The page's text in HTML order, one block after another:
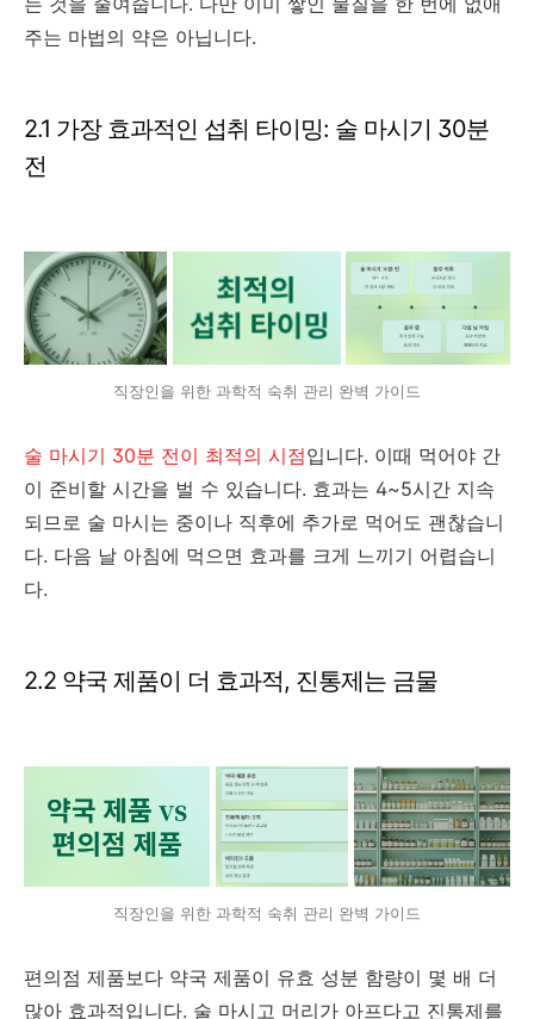
주는 마법의 약은 아닙니다.
2.1 가장 효과적인 섭취 타이밍: 술 마시기 30분
전
직장인을 위한 과학적 숙취 관리 완벽 가이드
술 마시기 30분 전이 최적의 시점입니다. 이때 먹어야 간
이 준비할 시간을 벌 수 있습니다. 효과는 4~5시간 지속
되므로 술 마시는 중이나 직후에 추가로 먹어도 괜찮습니
다. 다음 날 아침에 먹으면 효과를 크게 느끼기 어렵습니
다.
2.2 약국 제품이 더 효과적, 진통제는 금물
직장인을 위한 과학적 숙취 관리 완벽 가이드
편의점 제품보다 약국 제품이 유효 성분 함량이 몇 배 더
많아 효과적입니다. 술 마시고 머리가 아프다고 진통제를